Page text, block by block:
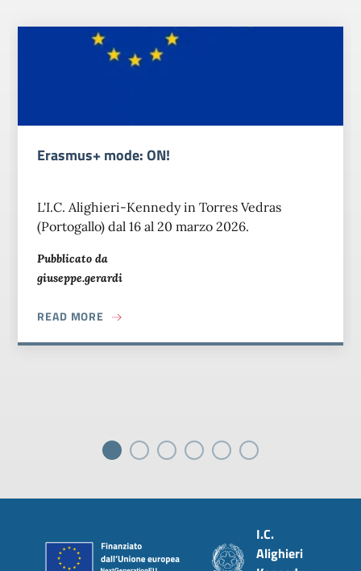
Erasmus+ mode: ON!
L'I.C. Alighieri-Kennedy in Torres Vedras
(Portogallo) dal 16 al 20 marzo 2026.
Pubblicato da
giuseppe.gerardi
READ MORE ABOUT ERASMUS+ MODE: ON!
I.C.
Alighieri